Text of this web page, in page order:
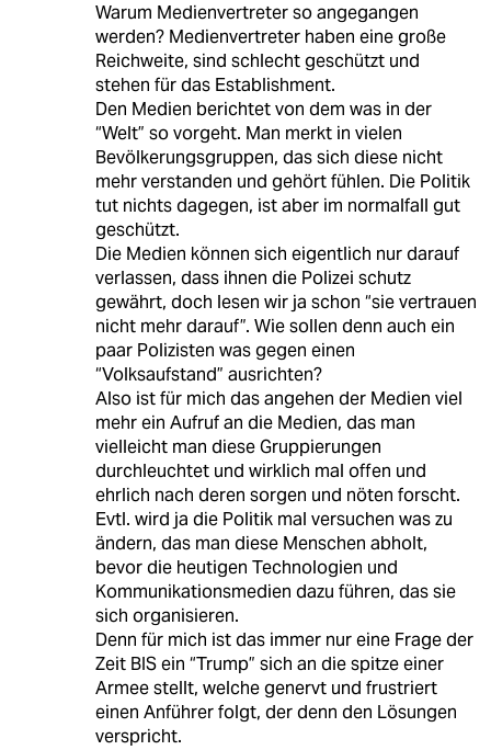
Warum Medienvertreter so angegangen
werden? Medienvertreter haben eine große
Reichweite, sind schlecht geschützt und
stehen für das Establishment.
Den Medien berichtet von dem was in der
“Welt” so vorgeht. Man merkt in vielen
Bevölkerungsgruppen, das sich diese nicht
mehr verstanden und gehört fühlen. Die Politik
tut nichts dagegen, ist aber im normalfall gut
geschützt.
Die Medien können sich eigentlich nur darauf
verlassen, dass ihnen die Polizei schutz
gewährt, doch lesen wir ja schon “sie vertrauen
nicht mehr darauf”. Wie sollen denn auch ein
paar Polizisten was gegen einen
“Volksaufstand” ausrichten?
Also ist für mich das angehen der Medien viel
mehr ein Aufruf an die Medien, das man
vielleicht man diese Gruppierungen
durchleuchtet und wirklich mal offen und
ehrlich nach deren sorgen und nöten forscht.
Evtl. wird ja die Politik mal versuchen was zu
ändern, das man diese Menschen abholt,
bevor die heutigen Technologien und
Kommunikationsmedien dazu führen, das sie
sich organisieren.
Denn für mich ist das immer nur eine Frage der
Zeit BIS ein “Trump” sich an die spitze einer
Armee stellt, welche genervt und frustriert
einen Anführer folgt, der denn den Lösungen
verspricht.